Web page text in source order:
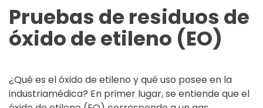
Pruebas de residuos de
óxido de etileno (EO)
¿Qué es el óxido de etileno y qué uso posee en la
industriamédica? En primer lugar, se entiende que el